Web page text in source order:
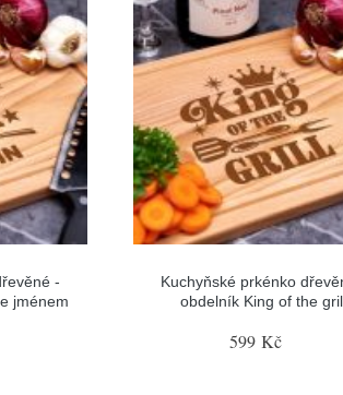
-
jménem
Kuchyňské prkénko
obdelník King of the
599 Kč